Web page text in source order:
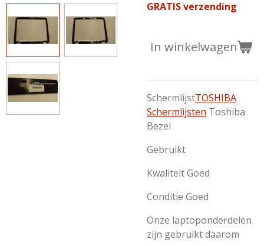
GRATIS verzending
In winkelwagen
SchermlijstTOSHIBA
Schermlijsten Toshiba
Bezel
Gebruikt
Kwaliteit Goed
Conditie Goed
Onze laptoponderdelen
zijn gebruikt daarom